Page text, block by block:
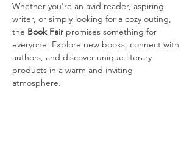
Whether you're an avid reader, aspiring
writer, or simply looking for a cozy outing,
the Book Fair promises something for
everyone. Explore new books, connect with
authors, and discover unique literary
products in a warm and inviting
atmosphere.